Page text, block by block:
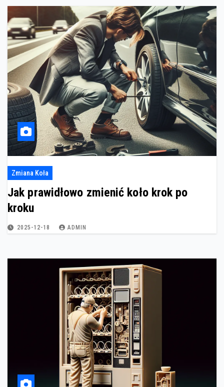
Zmiana Koła
Jak prawidłowo zmienić koło krok po
kroku
2025-12-18 ADMIN